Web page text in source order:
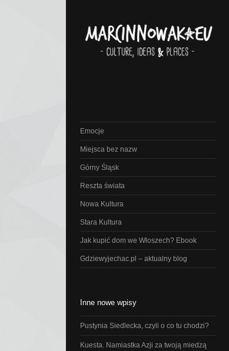
Emocje
Miejsca bez nazw
Górny Śląsk
Reszta świata
Nowa Kultura
Stara Kultura
Jak kupić dom we Włoszech? Ebook
Gdziewyjechac.pl – aktualny blog
Inne nowe wpisy
Pustynia Siedlecka, czyli o co tu chodzi?
Kuesta. Namiastka Azji za twoją miedzą